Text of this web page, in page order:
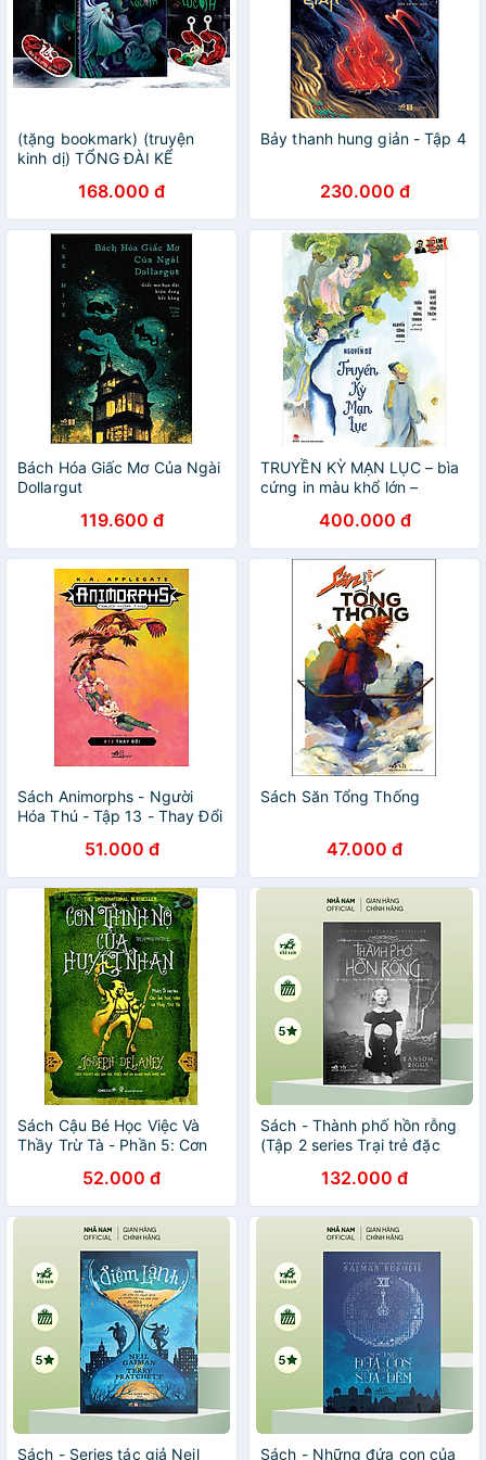
(tặng bookmark) (truyện
kinh dị) TỔNG ĐÀI KỂ
My - Linh Lan Books
168.000 đ
Bảy thanh hung giản - Tập 4
230.000 đ
Bách Hóa Giấc Mơ Của Ngài
Dollargut
119.600 đ
TRUYỀN KỲ MẠN LỤC – bìa
cứng in màu khổ lớn –
họa- Nguyễn Dữ - bản dịch
của Trúc Khê – ấn bản kỷ
niệm 65 năm NXB Kim Đồng
400.000 đ
Sách Animorphs - Người
Hóa Thú - Tập 13 - Thay Đổi
51.000 đ
Sách Săn Tổng Thống
47.000 đ
Sách Cậu Bé Học Việc Và
Thầy Trừ Tà - Phần 5: Cơn
52.000 đ
Sách - Thành phố hồn rỗng
(Tập 2 series Trại trẻ đặc
132.000 đ
Sách - Series tác giả Neil
Sách - Những đứa con của